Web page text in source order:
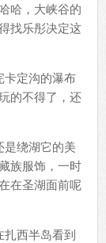
哈，大峡谷的
找乐彤决定这
卡定沟的瀑布
的不得了，还
是绕湖它的美
族服饰，一时
在圣湖面前呢
扎西半岛看到